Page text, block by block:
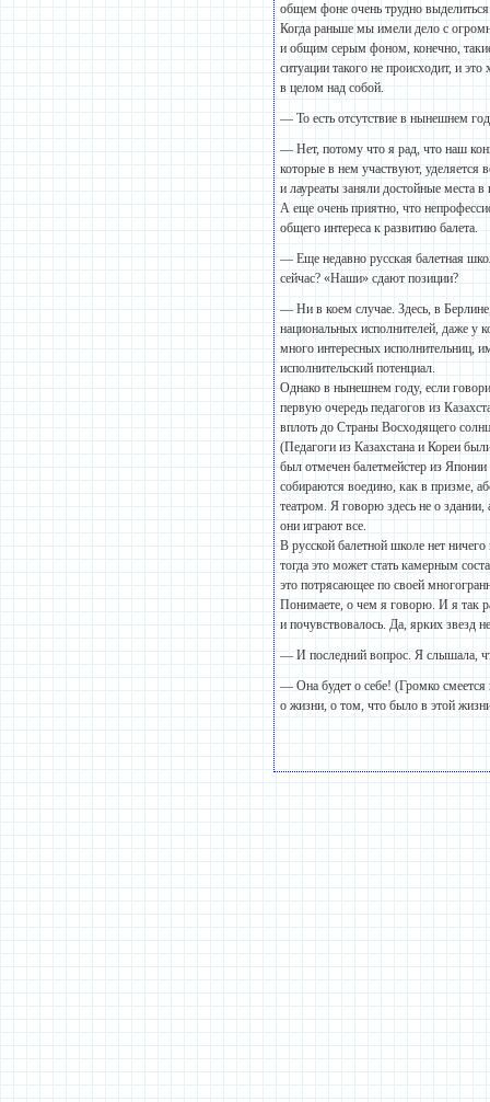
общем фоне очень трудно
Когда раньше мы имели дело с
и общим серым фоном, конечно, такие
ситуации такого не происходит, и
в целом над собой.
— То есть отсутствие в нынешнем
— Нет, потому что я рад, что наш
которые в нем участвуют,
и лауреаты заняли достойные места
А еще очень приятно, что
общего интереса к развитию балета.
— Еще недавно русская балетная
сейчас? «Наши» сдают позиции?
— Ни в коем случае. Здесь, в
национальных исполнителей, даже у
много интересных исполнительниц,
исполнительский потенциал.
Однако в нынешнем году, если
первую очередь педагогов из
вплоть до Страны Восходящего
(Педагоги из Казахстана и Кореи
был отмечен балетмейстер из
собираются воедино, как в призме,
театром. Я говорю здесь не о
они играют все.
В русской балетной школе нет
тогда это может стать камерным
это потрясающее по своей
Понимаете, о чем я говорю. И я так
и почувствовалось. Да, ярких звезд
— И последний вопрос. Я слышала,
— Она будет о себе! (Громко
о жизни, о том, что было в этой